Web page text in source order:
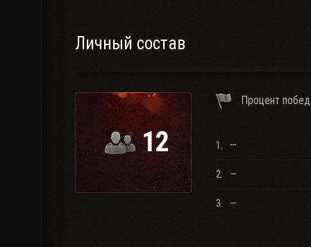
Личный состав
12
Процент побед
1. —
2. —
3. —